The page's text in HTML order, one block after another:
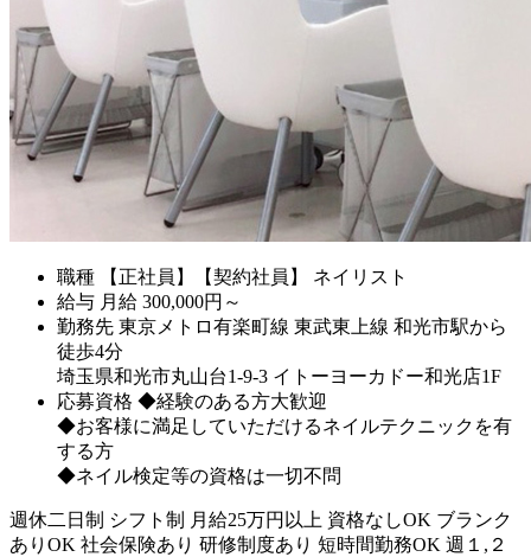
職種
【正社員】【契約社員】 ネイリスト
給与 月給 300,000円～
勤務先 東京メトロ有楽町線 東武東上線 和光市駅から
徒歩4分
埼玉県和光市丸山台1-9-3 イトーヨーカドー和光店1F
応募資格 ◆経験のある方大歓迎
◆お客様に満足していただけるネイルテクニックを有
する方
◆ネイル検定等の資格は一切不問
週休二日制 シフト制 月給25万円以上 資格なしOK ブランク
ありOK 社会保険あり 研修制度あり 短時間勤務OK 週１,２